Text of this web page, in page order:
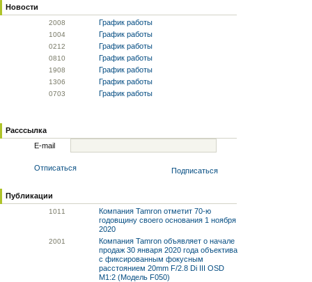
Новости
2008 График работы
1004 График работы
0212 График работы
0810 График работы
1908 График работы
1306 График работы
0703 График работы
Расссылка
E-mail
Отписаться Подписаться
Публикации
1011
Компания Tamron отметит 70-ю
годовщину своего основания 1 ноября
2020
2001
Компания Tamron объявляет о начале
продаж 30 января 2020 года объектива
с фиксированным фокусным
расстоянием 20mm F/2.8 Di III OSD
M1:2 (Модель F050)